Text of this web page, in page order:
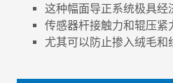
这种幅面导正系统极具经
传感器杆接触力和辊压紧
尤其可以防止掺入绒毛和